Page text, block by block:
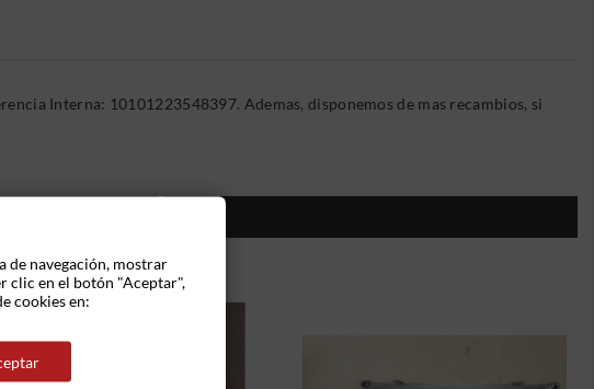
Interna: 10101223548397. Ademas, disponemos de mas recambios, si
de navegación, mostrar
clic en el botón "Aceptar",
cookies en: